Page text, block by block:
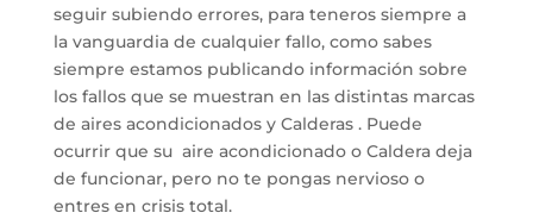
seguir subiendo errores, para teneros siempre a
la vanguardia de cualquier fallo, como sabes
siempre estamos publicando información sobre
los fallos que se muestran en las distintas marcas
de aires acondicionados y Calderas . Puede
ocurrir que su aire acondicionado o Caldera deja
de funcionar, pero no te pongas nervioso o
entres en crisis total.